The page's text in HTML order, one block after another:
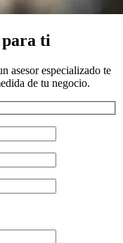
para ti
asesor especializado te
de tu negocio.